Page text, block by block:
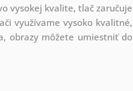
vysokej kvalite, tlač zaručuje
využívame vysoko kvalitné,
obrazy môžete umiestniť do